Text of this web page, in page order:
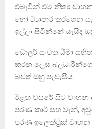
එබැවින් එම නිත්‍ය
හෝ ව්‍යාපාර කරගෙන
ඉල්ලා සිටින්නේ යැයිද
ඩොලර් සංචිත සීමා
කරන ලෙස
බවත් ඔහු පැවැසීය.
ඊළඟ වසරේ සිට
පරණ කාර් සහ වෑන්,
පරණ ඉලෙක්ට්‍රික් වාහන